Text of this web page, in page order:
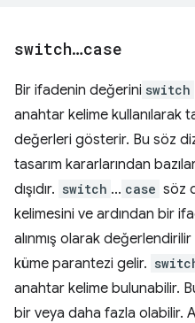
switch…case
Bir ifadenin değerini switch
anahtar kelime kullanılarak
değerleri gösterir. Bu söz
tasarım kararlarından
dışıdır. switch ... case söz
kelimesini ve ardından bir
alınmış olarak
küme parantezi gelir.
anahtar kelime bulunabilir.
bir veya daha fazla olabilir.